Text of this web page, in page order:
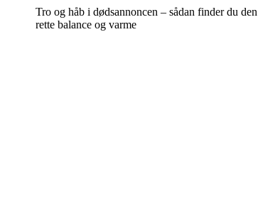
Tro og håb i dødsannoncen – sådan finder du den
rette balance og varme